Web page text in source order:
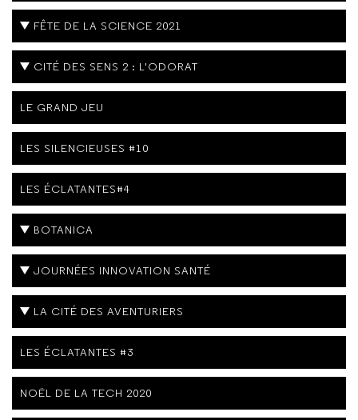
FÊTE DE LA SCIENCE 2021
CITÉ DES SENS 2 : L'ODORAT
LE GRAND JEU
LES SILENCIEUSES #10
LES ÉCLATANTES#4
BOTANICA
JOURNÉES INNOVATION SANTÉ
LA CITÉ DES AVENTURIERS
LES ÉCLATANTES #3
NOËL DE LA TECH 2020